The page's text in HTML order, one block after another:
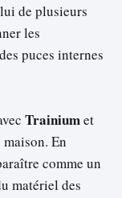
de plusieurs
les
puces internes
Trainiumet
maison. En
comme un
matériel des